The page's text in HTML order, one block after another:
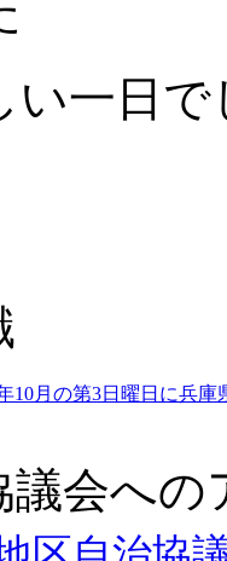
い一日で
10月の第3日曜日に兵
議会への